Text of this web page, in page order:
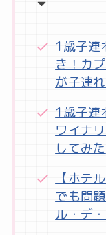
1歳子
き！カ
が子連
1歳子連
ワイナ
してみた
【ホテ
でも問
ル・デ